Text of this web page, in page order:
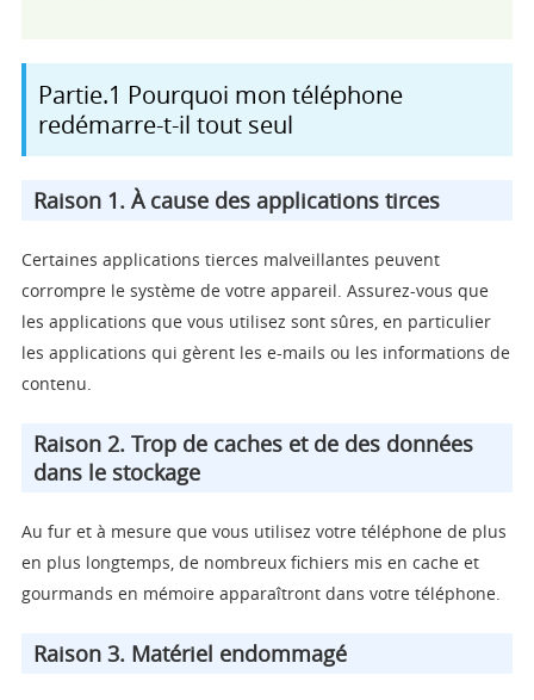
Partie.1 Pourquoi mon téléphone
redémarre-t-il tout seul
Raison 1. À cause des applications tirces
Certaines applications tierces malveillantes peuvent
corrompre le système de votre appareil. Assurez-vous que
les applications que vous utilisez sont sûres, en particulier
les applications qui gèrent les e-mails ou les informations de
contenu.
Raison 2. Trop de caches et de des données
dans le stockage
Au fur et à mesure que vous utilisez votre téléphone de plus
en plus longtemps, de nombreux fichiers mis en cache et
gourmands en mémoire apparaîtront dans votre téléphone.
Raison 3. Matériel endommagé